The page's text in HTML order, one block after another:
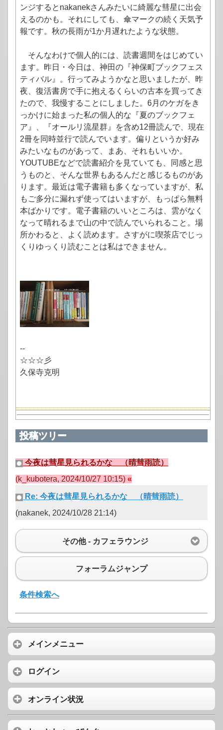
ンジするとnakanekさんみたいに綺麗な彗星に出会
えるのかも。それにしても、傘マークの続く天気予
報です。秋の長雨が1か月遅れたような状態。
そんなわけで個人的には、読書週間をはじめてい
ます。昨日・今日は、神田の『神保町ブックフェス
ティバル』。行ってみようかなと思いましたが、昨
夜、復活書房で手に抱えるくらいの古本を買ってき
たので、我慢することにしました。6月のケガをき
っかけに始まった私の個人的な『夏のブックフェ
ア』、『オールリ流星群』を含め12冊読んで、現在
2冊を同時並行で読んでいます。偏りというか好み
みたいなものがあって、まあ、それもいいか。
YOUTUBEなどで読書紹介を見ていても、同感と思
うものと、そんな世界もあるんだと感じるものがあ
ります。最近は電子書籍も多くなっていますが、私
もご多分に漏れず使ってはいますが、もっぱら無料
本ばかりです。電子書籍のいいところは、雲がなく
なって晴れるまで山の中で読んでいられること。場
所かわると、よく読めます。さすがに喫茶店でじっ
くりゆっくり読むことは私はできません。
--
☆☆☆彡
久保寺克明
投稿ツリー
今夜は彗星見られるかな （晴彗雨読）
(k_kubotera, 2024/10/27 10:15)
Re: 今夜は彗星見られるかな （晴彗雨読）
(nakanek, 2024/10/28 21:14)
その他 - カフェラウンジ
フォーラムジャンプ
条件検索へ
メインメニュー
ログイン
オンライン状況